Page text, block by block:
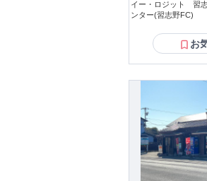
イー・ロジット 習
ンター(習志野FC)
お